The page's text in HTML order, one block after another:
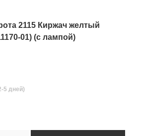
2115 Киржач желтый
01) (с лампой)
5 дней)